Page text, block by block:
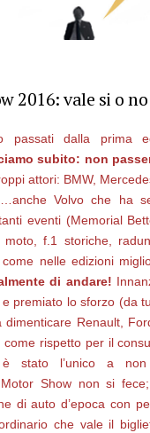
2016: vale si o
passati dalla prima
subito: non
attori: BMW,
Volvo che ha
eventi (Memorial
f.1 storiche,
nelle edizioni
di andare!
premiato lo sforzo (da
dimenticare Renault,
rispetto per il
stato l’unico a
Motor Show non si
di auto d’epoca con
che vale il